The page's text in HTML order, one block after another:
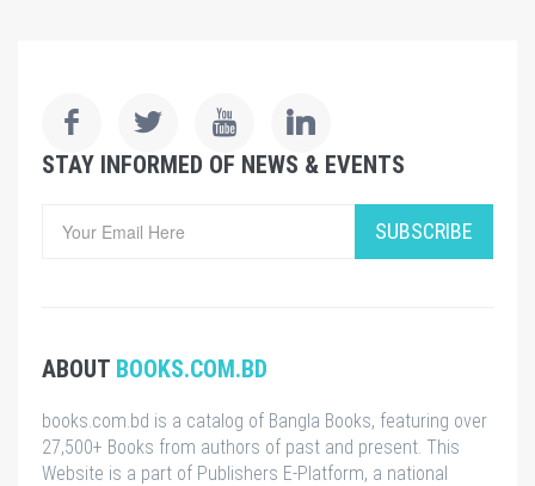
STAY INFORMED OF NEWS & EVENTS
SUBSCRIBE
ABOUT BOOKS.COM.BD
books.com.bd is a catalog of Bangla Books, featuring over
27,500+ Books from authors of past and present. This
Website is a part of Publishers E-Platform, a national